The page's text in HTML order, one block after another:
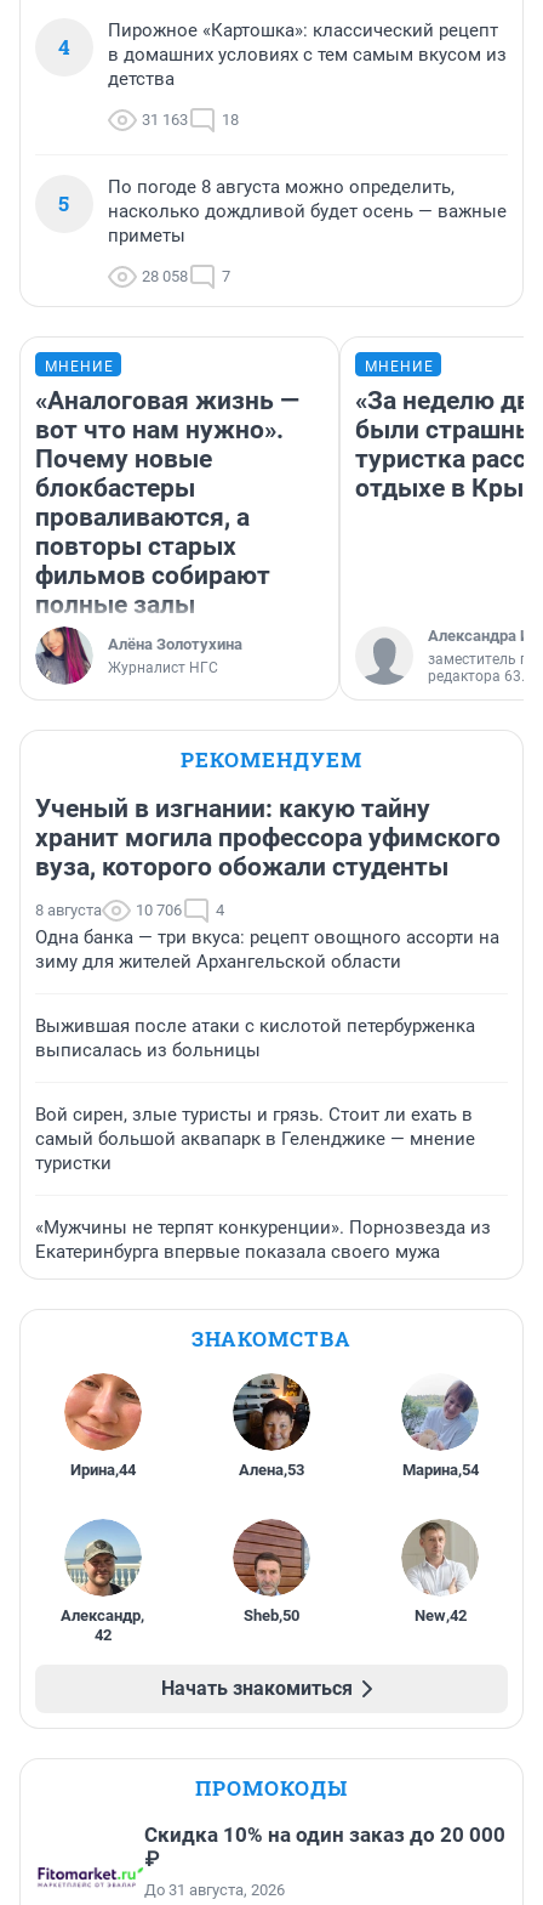
4
Пирожное «Картошка»: классический рецепт
в домашних условиях с тем самым вкусом из
детства
31 163 18
5
По погоде 8 августа можно определить,
насколько дождливой будет осень — важные
приметы
28 058 7
МНЕНИЕ
«Аналоговая жизнь —
вот что нам нужно».
Почему новые
блокбастеры
проваливаются, а
повторы старых
фильмов собирают
полные залы
Алёна Золотухина
Журналист НГС
МНЕНИЕ
«За неделю
были
туристка
отдыхе в
Александра
заместитель
редактора 63.RU
РЕКОМЕНДУЕМ
Ученый в изгнании: какую тайну
хранит могила профессора уфимского
вуза, которого обожали студенты
8 августа 10 706 4
Одна банка — три вкуса: рецепт овощного ассорти на
зиму для жителей Архангельской области
Выжившая после атаки с кислотой петербурженка
выписалась из больницы
Вой сирен, злые туристы и грязь. Стоит ли ехать в
самый большой аквапарк в Геленджике — мнение
туристки
«Мужчины не терпят конкуренции». Порнозвезда из
Екатеринбурга впервые показала своего мужа
ЗНАКОМСТВА
Ирина,44 Алена,53 Марина,54
Александр,
42
Sheb,50 New,42
Начать знакомиться
ПРОМОКОДЫ
Скидка 10% на один заказ до 20 000
₽
До 31 августа, 2026